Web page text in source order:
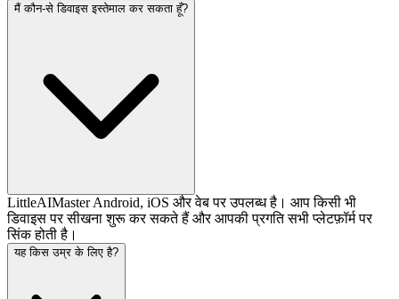
मैं कौन-से डिवाइस इस्तेमाल कर सकता हूँ?
LittleAIMaster Android, iOS और वेब पर उपलब्ध है। आप किसी भी
डिवाइस पर सीखना शुरू कर सकते हैं और आपकी प्रगति सभी प्लेटफ़ॉर्म पर
सिंक होती है।
यह किस उम्र के लिए है?